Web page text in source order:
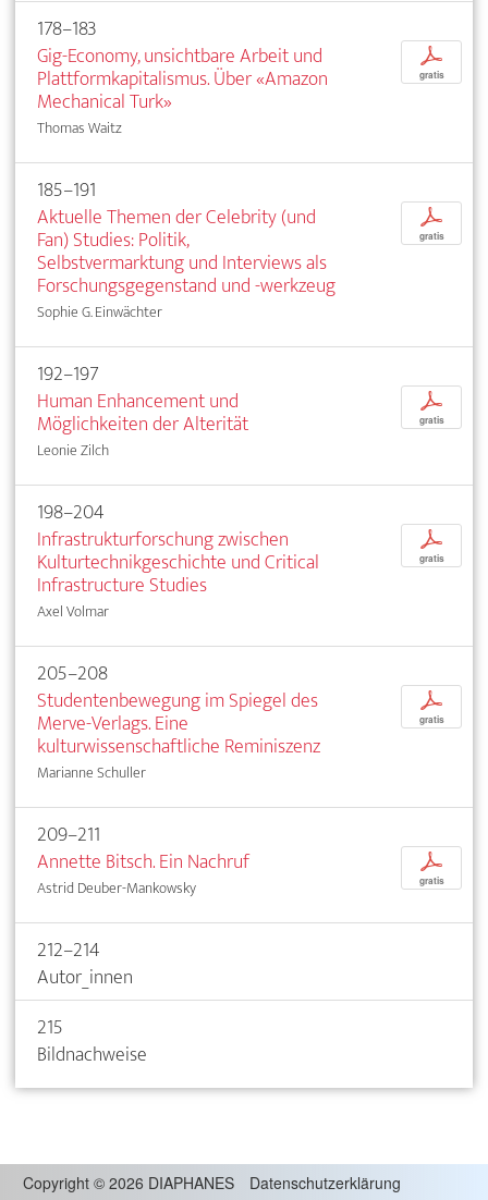
178–183
Gig-Economy, unsichtbare Arbeit und
Plattformkapitalismus. Über «Amazon
Mechanical Turk»
Thomas Waitz
p
gratis
185–191
Aktuelle Themen der Celebrity (und
Fan) Studies: Politik,
Selbstvermarktung und Interviews als
Forschungsgegenstand und -werkzeug
Sophie G. Einwächter
p
gratis
192–197
Human Enhancement und
Möglichkeiten der Alterität
Leonie Zilch
p
gratis
198–204
Infrastrukturforschung zwischen
Kulturtechnikgeschichte und Critical
Infrastructure Studies
Axel Volmar
p
gratis
205–208
Studentenbewegung im Spiegel des
Merve-Verlags. Eine
kulturwissenschaftliche Reminiszenz
Marianne Schuller
p
gratis
209–211
Annette Bitsch. Ein Nachruf
Astrid Deuber-Mankowsky
p
gratis
212–214
Autor_innen
215
Bildnachweise
Copyright © 2026 DIAPHANES Datenschutzerklärung